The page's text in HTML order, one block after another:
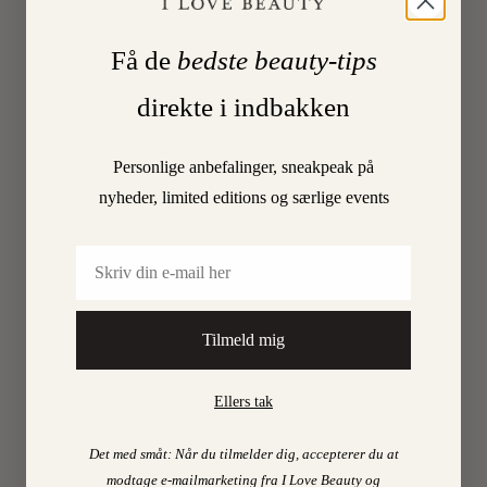
skønhedsverdenen,
helsemiddel
Få de bedste beauty-tips
direkte i indbakken
Personlige anbefalinger, sneakpeak på
nyheder, limited editions og særlige events
Tilmeld mig
Ellers tak
Det med småt: Når du tilmelder dig, accepterer du at
modtage e-mailmarketing fra I Love Beauty og